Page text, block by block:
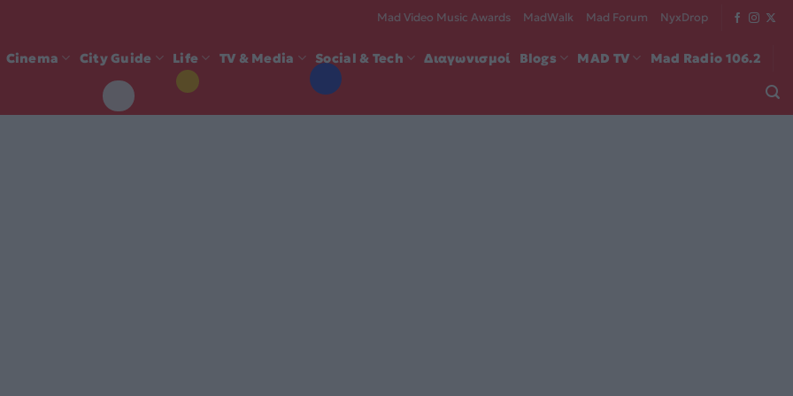
Mad Video Music Awards MadWalk Mad Forum NyxDrop
Cinema City Guide Life TV & Media Social & Tech Διαγωνισμοί Blogs MAD TV Mad Radio 106.2